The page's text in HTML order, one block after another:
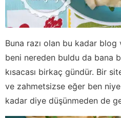
Buna razı olan bu kadar
beni nereden buldu da bana
kısacası birkaç gündür. Bir
ve zahmetsizse eğer ben
kadar diye düşünmeden de